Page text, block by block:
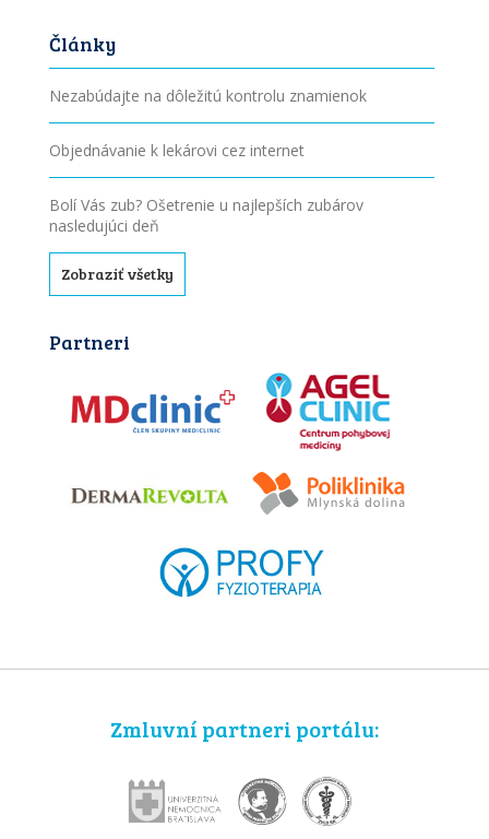
Články
Nezabúdajte na dôležitú kontrolu znamienok
Objednávanie k lekárovi cez internet
Bolí Vás zub? Ošetrenie u najlepších zubárov
nasledujúci deň
Zobraziť všetky
Partneri
Zmluvní partneri portálu: